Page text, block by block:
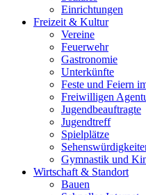
Einrichtungen
Freizeit & Kultur
Vereine
Feuerwehr
Gastronomie
Unterkünfte
Feste und Feiern
Freiwilligen
Jugendbeauftragte
Jugendtreff
Spielplätze
Gymnastik und
Wirtschaft & Standort
Bauen